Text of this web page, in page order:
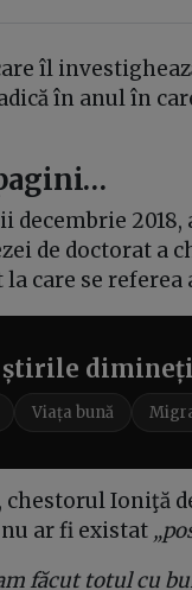
îl
în anul în
2018,
de doctorat a
care se referea
Viața bună
chestorul Ioniţă
nu ar fi existat
făcut totul cu